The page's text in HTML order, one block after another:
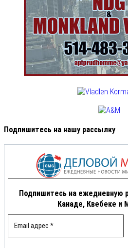
Подпишитесь на нашу рассылку
Подпишитесь на ежедневную
Канаде, Квебеке и